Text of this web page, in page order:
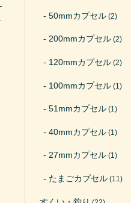
. 50mmカプセル (2)
200mmカプセル (2)
120mmカプセル (2)
100mmカプセル (1)
51mmカプセル (1)
40mmカプセル (1)
27mmカプセル (1)
たまごカプセル (11)